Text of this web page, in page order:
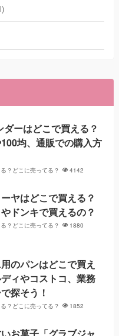
ーはどこで買える？
100均、通販での購入方
？どこに売ってる？ 4142
ーヤはどこで買える？
ドンキで買えるの？
？どこに売ってる？ 1880
のパンはどこで買え
ィやコストコ、業務
探そう！
？どこに売ってる？ 1852
お菓子「グラブジャ